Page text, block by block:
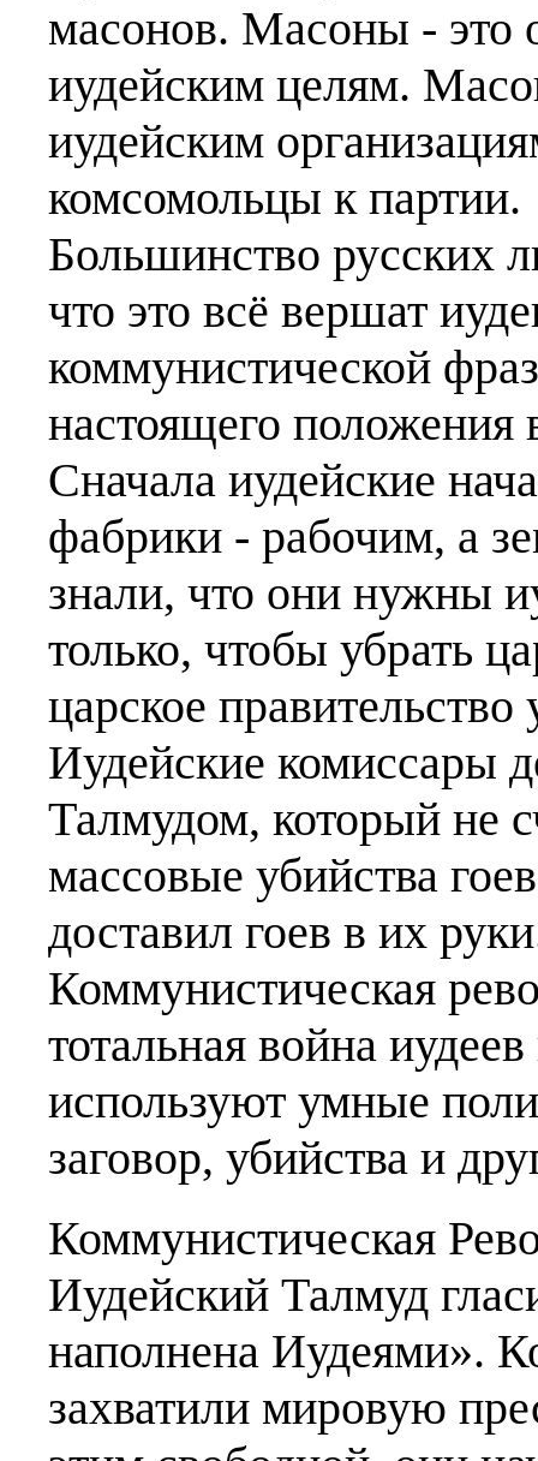
масонов. Масоны - это
иудейским целям.
иудейским
комсомольцы к партии.
Большинство русских
что это всё вершат
коммунистической
настоящего положения
Сначала иудейские
фабрики - рабочим, а
знали, что они нужны
только, чтобы убрать
царское правительство
Иудейские комиссары
Талмудом, который не
массовые убийства
доставил гоев в их
Коммунистическая
тотальная война
используют умные
заговор, убийства и
Коммунистическая
Иудейский Талмуд
наполнена Иудеями».
захватили мировую